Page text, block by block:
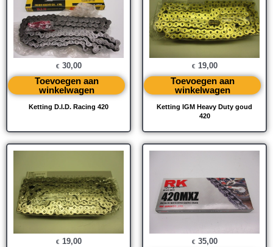
Ketting D.I.D. Racing 420
€ 30,00
Toevoegen aan
winkelwagen
Ketting IGM Heavy Duty goud
420
€ 19,00
Toevoegen aan
winkelwagen
€ 19,00 € 35,00